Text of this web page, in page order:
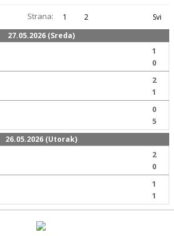
Strana: 1 2
Svi
27.05.2026 (Sreda)
1
0
2
1
0
5
26.05.2026 (Utorak)
2
0
1
1